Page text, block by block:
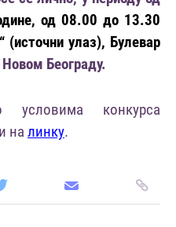
од 08.00 до 13.30
“ (источни улаз), Булевар
Новом Београду.
конкурса
на линку.